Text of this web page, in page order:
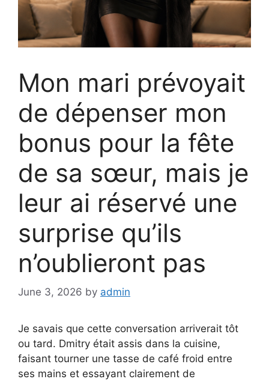
Mon mari prévoyait
de dépenser mon
bonus pour la fête
de sa sœur, mais je
leur ai réservé une
surprise qu’ils
n’oublieront pas
June 3, 2026 by admin
Je savais que cette conversation arriverait tôt
ou tard. Dmitry était assis dans la cuisine,
faisant tourner une tasse de café froid entre
ses mains et essayant clairement de